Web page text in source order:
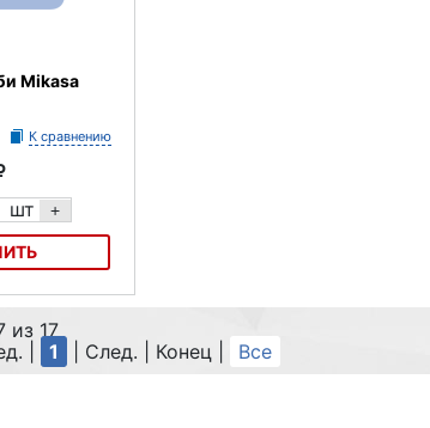
Mikasa
К сравнению
шт +
из 17
|
1 | След. | Конец Все